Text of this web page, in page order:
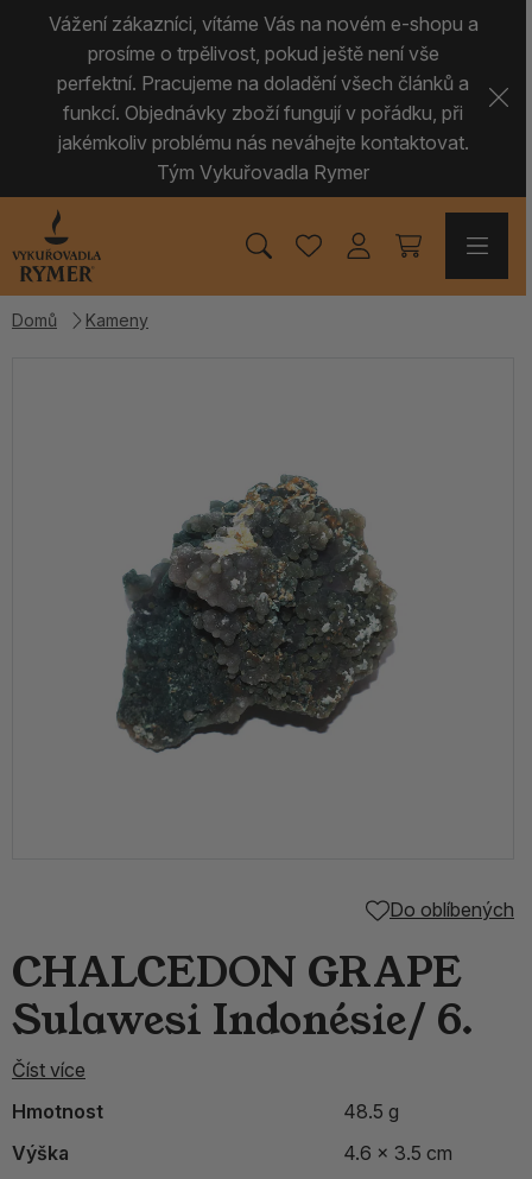
Vážení zákazníci, vítáme Vás na novém e-shopu a
prosíme o trpělivost, pokud ještě není vše
perfektní. Pracujeme na doladění všech článků a
funkcí. Objednávky zboží fungují v pořádku, při
jakémkoliv problému nás neváhejte kontaktovat.
Tým Vykuřovadla Rymer
Domů Kameny
Do oblíbených
CHALCEDON GRAPE
Sulawesi Indonésie/ 6.
Číst více
Hmotnost
48.5 g
Výška
4.6 x 3.5 cm